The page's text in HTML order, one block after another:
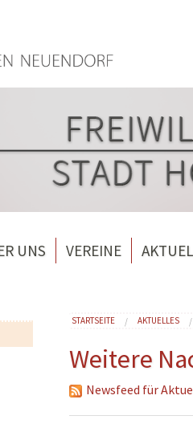
UNS
2 Bergfelde
3 Borgsdorf
VEREINE
Förderverein Hohen
Sie sind hier
STARTSEITE AKTUELLES
Weitere
Newsfeed für